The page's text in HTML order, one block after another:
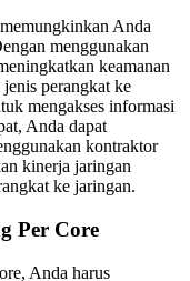
Anda
menggunakan
keamanan
perangkat ke
mengakses informasi
Anda dapat
kontraktor
kinerja jaringan
ke jaringan.
Per Core
Anda harus